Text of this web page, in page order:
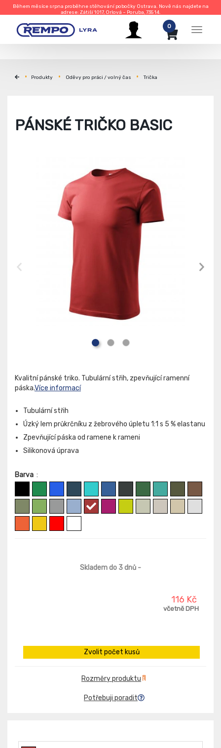
Během měsíce srpna proběhne stěhování pobočky Ostrava. Nově nás najdete na
adrese: Zátiší 1017, Orlová – Poruba, 735 14.
Menu
0
Produkty Oděvy pro práci / volný čas Trička
PÁNSKÉ TRIČKO BASIC
Kvalitní pánské triko. Tubulární střih, zpevňující ramenní
páska.Více informací
Tubulární střih
Úzký lem průkrčníku z žebrového úpletu 1:1 s 5 % elastanu
Zpevňující páska od ramene k rameni
Silikonová úprava
Barva :
Skladem do 3 dnů -
116 Kč
včetně DPH
Zvolit počet kusů
Rozměry produktu
Potřebuji poradit